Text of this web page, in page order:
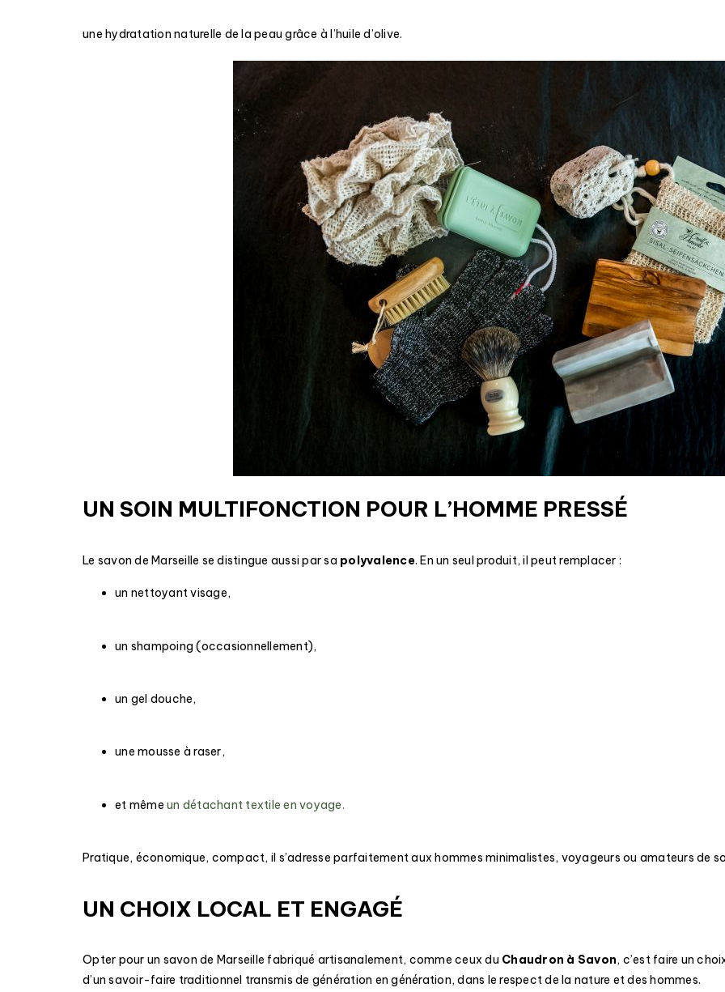
une hydratation naturelle de la peau grâce à l’huile d’olive.
UN SOIN MULTIFONCTION POUR L’HOMME PRESSÉ
Le savon de Marseille se distingue aussi par sa polyvalence. En un seul produit, il peut remplacer :
un nettoyant visage,
un shampoing (occasionnellement),
un gel douche,
une mousse à raser,
et même un détachant textile en voyage.
Pratique, économique, compact, il s’adresse parfaitement aux hommes minimalistes, voyageurs ou amateurs de
UN CHOIX LOCAL ET ENGAGÉ
Opter pour un savon de Marseille fabriqué artisanalement, comme ceux du Chaudron à Savon, c’est faire un
d’un savoir-faire traditionnel transmis de génération en génération, dans le respect de la nature et des hommes.